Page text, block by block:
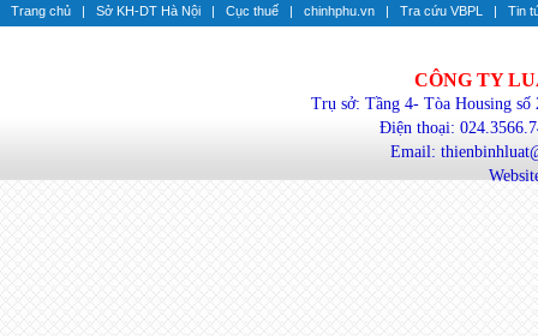
Trang chủ | Sở KH-DT Hà Nội | Cục thuế | chinhphu.vn | Tra cứu VBPL | Tin
CÔNG TY
Trụ sở: Tầng 4- Tòa Housing
Điện thoại:
Email: